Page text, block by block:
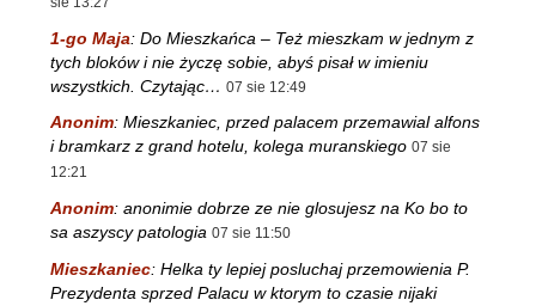
1-go Maja: Do Mieszkańca – Też mieszkam w jednym z
tych bloków i nie życzę sobie, abyś pisał w imieniu
wszystkich. Czytając… 07 sie 12:49
Anonim: Mieszkaniec, przed palacem przemawial alfons
i bramkarz z grand hotelu, kolega muranskiego 07 sie
12:21
Anonim: anonimie dobrze ze nie glosujesz na Ko bo to
sa aszyscy patologia 07 sie 11:50
Mieszkaniec: Helka ty lepiej posluchaj przemowienia P.
Prezydenta sprzed Palacu w ktorym to czasie nijaki